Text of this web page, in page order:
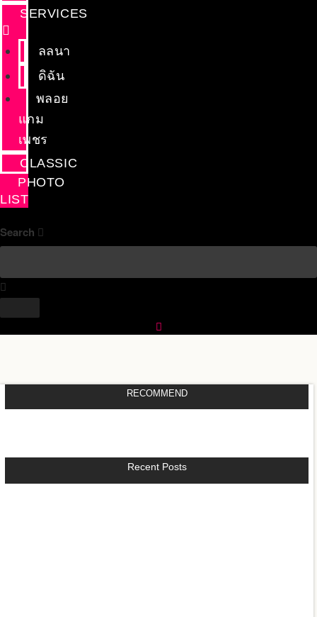
SERVICES
ลลนา
ดิฉัน
พลอย
แกม
เพชร
CLASSIC
PHOTO
LIST
Search
RECOMMEND
Recent Posts